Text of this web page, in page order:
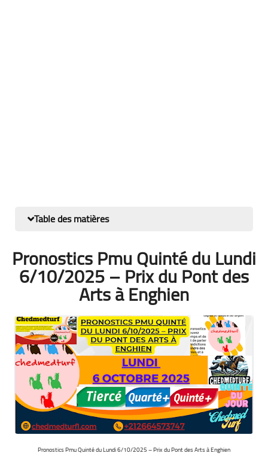
Table des matières
Pronostics Pmu Quinté du Lundi
6/10/2025 – Prix du Pont des
Arts à Enghien
Pronostics Pmu Quinté du Lundi 6/10/2025 – Prix du Pont des Arts à Enghien